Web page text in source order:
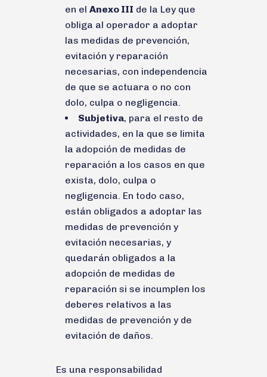
en el Anexo III de la Ley que
obliga al operador a adoptar
las medidas de prevención,
evitación y reparación
necesarias, con independencia
de que se actuara o no con
dolo, culpa o negligencia.
Subjetiva, para el resto de
actividades, en la que se limita
la adopción de medidas de
reparación a los casos en que
exista, dolo, culpa o
negligencia. En todo caso,
están obligados a adoptar las
medidas de prevención y
evitación necesarias, y
quedarán obligados a la
adopción de medidas de
reparación si se incumplen los
deberes relativos a las
medidas de prevención y de
evitación de daños.
Es una responsabilidad